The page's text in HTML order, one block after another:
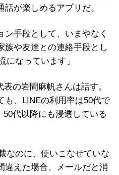
が楽しめるアプリだ。
ン手段として、いまやなく
族や友達との連絡手段とし
になっています」
の岩間麻帆さんは話す。
、LINEの利用率は50代で
代以降にも浸透している
なのに、使いこなせていな
違えた場合、メールだと消